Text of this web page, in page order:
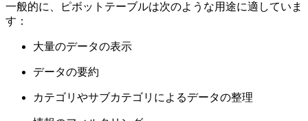
一般的に、ピボットテーブルは次のような用途に適していま
す：
大量のデータの表示
データの要約
カテゴリやサブカテゴリによるデータの整理